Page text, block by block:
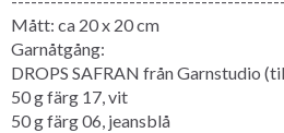
Mått: ca 20 x 20 cm
Garnåtgång:
DROPS SAFRAN från Garnstudio
50 g färg 17, vit
50 g färg 06, jeansblå